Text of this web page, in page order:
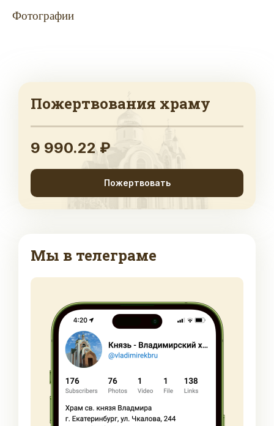
Фотографии
Пожертвования храму
9 990.22 ₽
Пожертвовать
Мы в телеграме